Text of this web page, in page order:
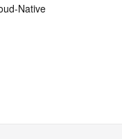
Native